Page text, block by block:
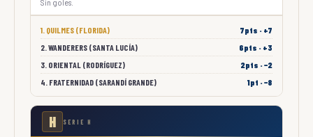
Sin goles.
1. QUILMES (FLORIDA)
7pts · +7
2. WANDERERS (SANTA LUCÍA)
6pts · +3
3. ORIENTAL (RODRÍGUEZ)
2pts · −2
4. FRATERNIDAD (SARANDÍ GRANDE)
1pt · −8
H SERIE H